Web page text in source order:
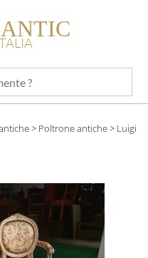
> Poltrone antiche> Luigi